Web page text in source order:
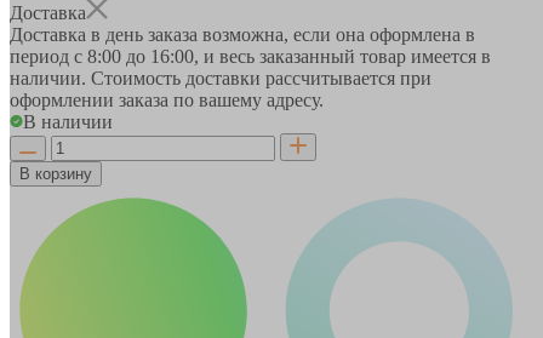
Доставка
Доставка в день заказа возможна, если она оформлена в
период с 8:00 до 16:00, и весь заказанный товар имеется в
наличии. Стоимость доставки рассчитывается при
оформлении заказа по вашему адресу.
В наличии
В корзину